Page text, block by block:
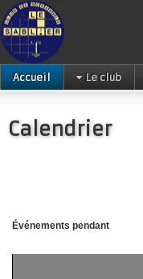
Accueil Le club
Calendrier
Événements pendant